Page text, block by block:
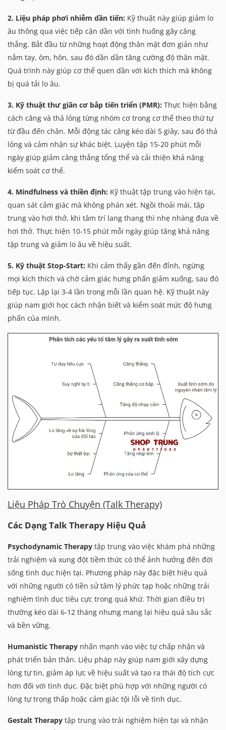
2. Liệu pháp phơi nhiễm dần tiến: Kỹ thuật này giúp giảm lo
âu thông qua việc tiếp cận dần với tình huống gây căng
thẳng. Bắt đầu từ những hoạt động thân mật đơn giản như
nắm tay, ôm, hôn, sau đó dần dần tăng cường độ thân mật.
Quá trình này giúp cơ thể quen dần với kích thích mà không
bị quá tải lo âu.
3. Kỹ thuật thư giãn cơ bắp tiến triển (PMR): Thực hiện bằng
cách căng và thả lỏng từng nhóm cơ trong cơ thể theo thứ tự
từ đầu đến chân. Mỗi động tác căng kéo dài 5 giây, sau đó thả
lỏng và cảm nhận sự khác biệt. Luyện tập 15-20 phút mỗi
ngày giúp giảm căng thẳng tổng thể và cải thiện khả năng
kiểm soát cơ thể.
4. Mindfulness và thiền định: Kỹ thuật tập trung vào hiện tại,
quan sát cảm giác mà không phán xét. Ngồi thoải mái, tập
trung vào hơi thở, khi tâm trí lang thang thì nhẹ nhàng đưa về
hơi thở. Thực hiện 10-15 phút mỗi ngày giúp tăng khả năng
tập trung và giảm lo âu về hiệu suất.
5. Kỹ thuật Stop-Start: Khi cảm thấy gần đến đỉnh, ngừng
mọi kích thích và chờ cảm giác hưng phấn giảm xuống, sau đó
tiếp tục. Lặp lại 3-4 lần trong mỗi lần quan hệ. Kỹ thuật này
giúp nam giới học cách nhận biết và kiểm soát mức độ hưng
phấn của mình.
Liệu Pháp Trò Chuyện (Talk Therapy)
Các Dạng Talk Therapy Hiệu Quả
Psychodynamic Therapy tập trung vào việc khám phá những
trải nghiệm và xung đột tiềm thức có thể ảnh hưởng đến đời
sống tình dục hiện tại. Phương pháp này đặc biệt hiệu quả
với những người có tiền sử tâm lý phức tạp hoặc những trải
nghiệm tình dục tiêu cực trong quá khứ. Thời gian điều trị
thường kéo dài 6-12 tháng nhưng mang lại hiệu quả sâu sắc
và bền vững.
Humanistic Therapy nhấn mạnh vào việc tự chấp nhận và
phát triển bản thân. Liệu pháp này giúp nam giới xây dựng
lòng tự tin, giảm áp lực về hiệu suất và tạo ra thái độ tích cực
hơn đối với tình dục. Đặc biệt phù hợp với những người có
lòng tự trọng thấp hoặc cảm giác tội lỗi về tình dục.
Gestalt Therapy tập trung vào trải nghiệm hiện tại và nhận